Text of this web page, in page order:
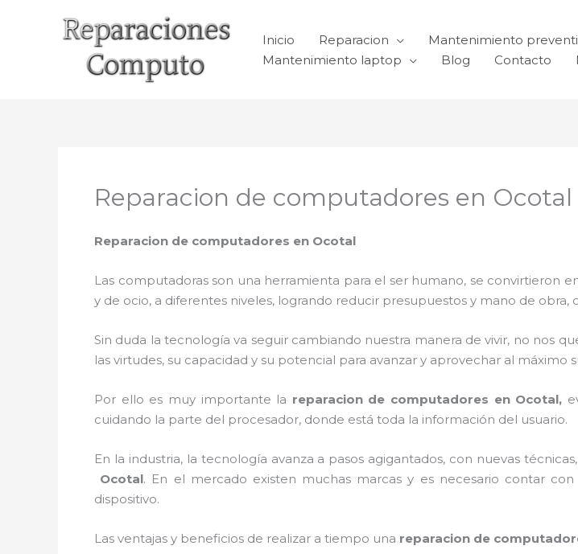
Inicio Reparacion Mantenimiento
Mantenimiento laptop
Blog Contacto
Reparacion de computadores en Ocotal
Reparacion de computadores en Ocotal
Las computadoras son una herramienta para el ser humano, se convirtieron
y de ocio, a diferentes niveles, logrando reducir presupuestos y mano de
Sin duda la tecnología va seguir cambiando nuestra manera de vivir, no nos
las virtudes, su capacidad y su potencial para avanzar y aprovechar al
Por ello es muy importante la reparacion de computadores en Ocotal,
cuidando la parte del procesador, donde está toda la información del usuario.
En la industria, la tecnología avanza a pasos agigantados, con nuevas
Ocotal. En el mercado existen muchas marcas y es necesario contar
dispositivo.
Las ventajas y beneficios de realizar a tiempo una reparacion de